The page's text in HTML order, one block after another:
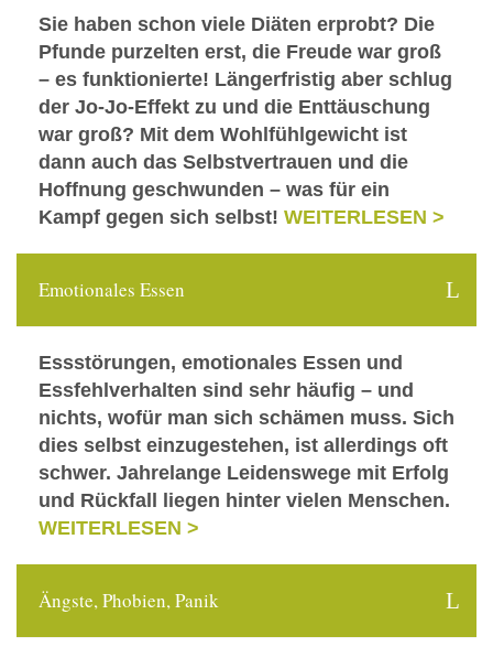
Sie haben schon viele Diäten erprobt? Die
Pfunde purzelten erst, die Freude war groß
– es funktionierte! Längerfristig aber schlug
der Jo-Jo-Effekt zu und die Enttäuschung
war groß? Mit dem Wohlfühlgewicht ist
dann auch das Selbstvertrauen und die
Hoffnung geschwunden – was für ein
Kampf gegen sich selbst! WEITERLESEN >
Emotionales Essen
Essstörungen, emotionales Essen und
Essfehlverhalten sind sehr häufig – und
nichts, wofür man sich schämen muss. Sich
dies selbst einzugestehen, ist allerdings oft
schwer. Jahrelange Leidenswege mit Erfolg
und Rückfall liegen hinter vielen Menschen.
WEITERLESEN >
Ängste, Phobien, Panik